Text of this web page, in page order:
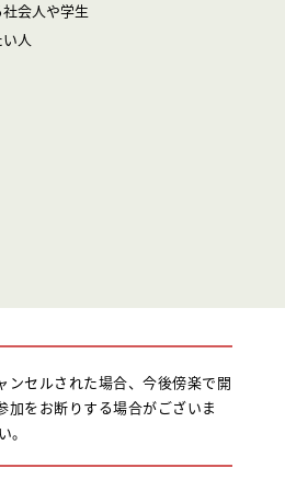
会人や学生
人
ンセルされた場合、今後傍楽で開
加をお断りする場合がございま
。